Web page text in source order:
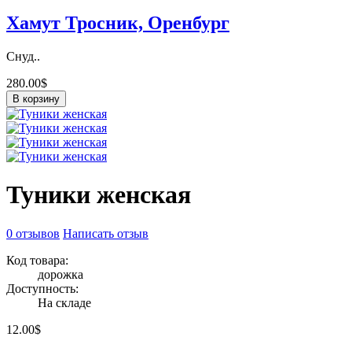
Хамут Тросник, Оренбург
Снуд..
280.00$
В корзину
Туники женская
0 отзывов Написать отзыв
Код товара:
дорожка
Доступность:
На складе
12.00$